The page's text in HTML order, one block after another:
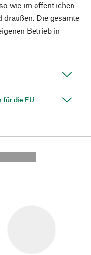
wie im öffentlichen
draußen. Die gesamte
Betrieb in
für die EU